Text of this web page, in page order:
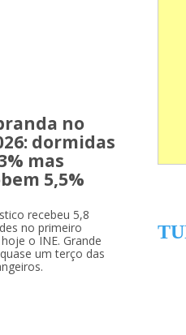
no
dormidas
mas
5,5%
recebeu 5,8
no primeiro
o INE. Grande
um terço das